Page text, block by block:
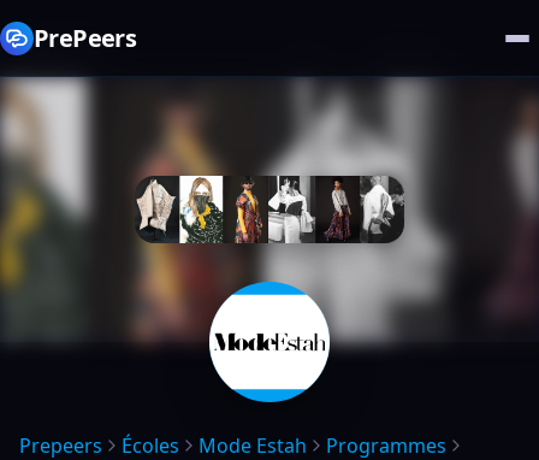
PrePeers
Prepeers Écoles Mode Estah
Programmes